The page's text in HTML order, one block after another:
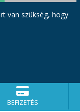
van szükség, hogy
BEFIZETÉS